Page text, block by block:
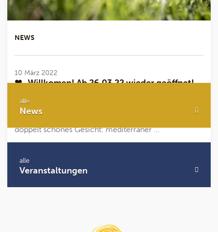
NEWS
10 März 2022
❤- Willkomen! Ab 26.03.22 wieder geöffnet!
❤- Willkomen! Südtirol² erleben: mediterran & alpin
doppelt schönes Gesicht: mediterraner ...
alle
News
alle
Veranstaltungen